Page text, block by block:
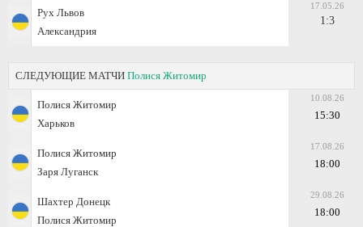
Рух Львов
Александрия
17.05.26
1:3
СЛЕДУЮЩИЕ МАТЧИ Полися Житомир
Полися Житомир
Харьков
10.08.26
15:30
Полися Житомир
Заря Луганск
17.08.26
18:00
Шахтер Донецк
Полися Житомир
29.08.26
18:00